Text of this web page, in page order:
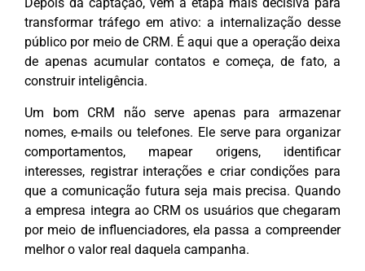
transformar tráfego em ativo: a internalização desse
público por meio de CRM. É aqui que a operação deixa
de apenas acumular contatos e começa, de fato, a
construir inteligência.
Um bom CRM não serve apenas para armazenar
nomes, e-mails ou telefones. Ele serve para organizar
comportamentos, mapear origens, identificar
interesses, registrar interações e criar condições para
que a comunicação futura seja mais precisa. Quando
a empresa integra ao CRM os usuários que chegaram
por meio de influenciadores, ela passa a compreender
melhor o valor real daquela campanha.